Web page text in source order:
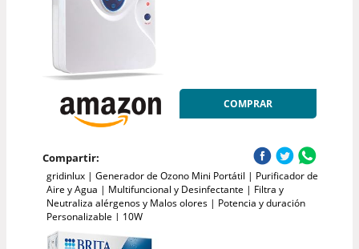
COMPRAR
Compartir:
gridinlux | Generador de Ozono Mini Portátil | Purificador de
Aire y Agua | Multifuncional y Desinfectante | Filtra y
Neutraliza alérgenos y Malos olores | Potencia y duración
Personalizable | 10W